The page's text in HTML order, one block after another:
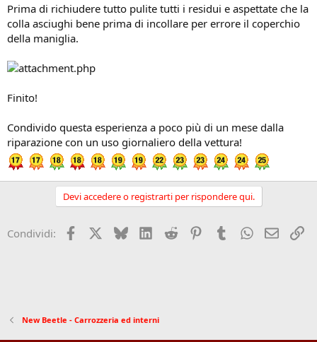
Prima di richiudere tutto pulite tutti i residui e aspettate che la
colla asciughi bene prima di incollare per errore il coperchio
della maniglia.
Finito!
Condivido questa esperienza a poco più di un mese dalla
riparazione con un uso giornaliero della vettura!
Devi accedere o registrarti per rispondere qui.
Condividi: FacebookX (Twitter)
BlueskyLinkedIn
Reddit PinterestTumblrWhatsApp
Email
New Beetle - Carrozzeria ed interni